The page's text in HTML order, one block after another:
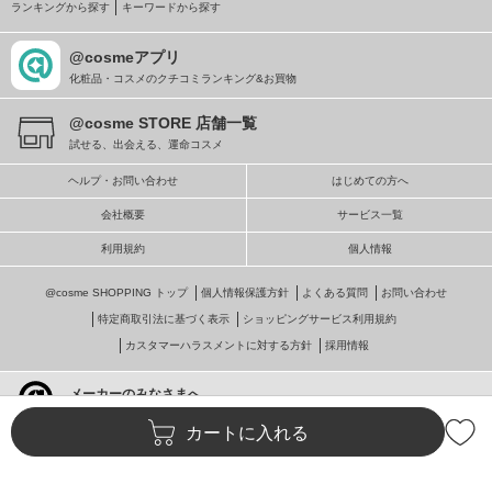
カートに入れる
ランキングから探す キーワードから探す
@cosmeアプリ
化粧品・コスメのクチコミランキング&お買物
@cosme STORE 店舗一覧
試せる、出会える、運命コスメ
ヘルプ・お問い合わせ はじめての方へ
会社概要 サービス一覧
利用規約 個人情報
@cosme SHOPPING トップ 個人情報保護方針 よくある質問 お問い合わせ
特定商取引法に基づく表示 ショッピングサービス利用規約
カスタマーハラスメントに対する方針 採用情報
メーカーのみなさまへ